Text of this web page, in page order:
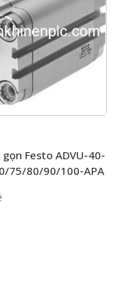
40-
75/80/90/100-APA